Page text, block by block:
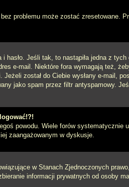
problemu może zostać zresetowane.
hasło. Jeśli tak, to nastąpiła jedna z
e-mail. Niektóre fora wymagają też,
został do Ciebie wysłany e-mail,
jako spam przez filtr antyspamowy.
powodu. Wiele forów
zaangażowanym w dyskusje.
w Stanach Zjednoczonych
informacji prywatnych od